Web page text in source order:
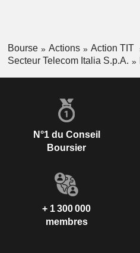
Bourse Actions
Action TIT
Secteur Telecom Italia S.p.A.
N°1 du Conseil
Boursier
+ 1 300 000
membres